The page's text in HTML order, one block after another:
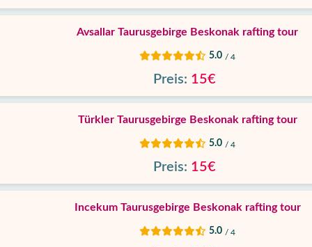
Avsallar Taurusgebirge Beskonak rafting tour
5.0 / 4
Preis: 15€
Türkler Taurusgebirge Beskonak rafting tour
5.0 / 4
Preis: 15€
Incekum Taurusgebirge Beskonak rafting tour
5.0 / 4